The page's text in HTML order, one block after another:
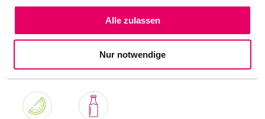
Alle zulassen
Nur notwendige
Allergene